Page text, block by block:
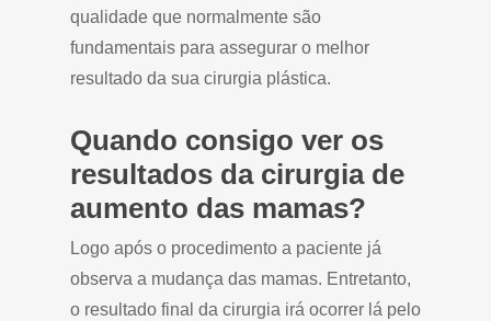
qualidade que normalmente são
fundamentais para assegurar o melhor
resultado da sua cirurgia plástica.
Quando consigo ver os
resultados da cirurgia de
aumento das mamas?
Logo após o procedimento a paciente já
observa a mudança das mamas. Entretanto,
o resultado final da cirurgia irá ocorrer lá pelo